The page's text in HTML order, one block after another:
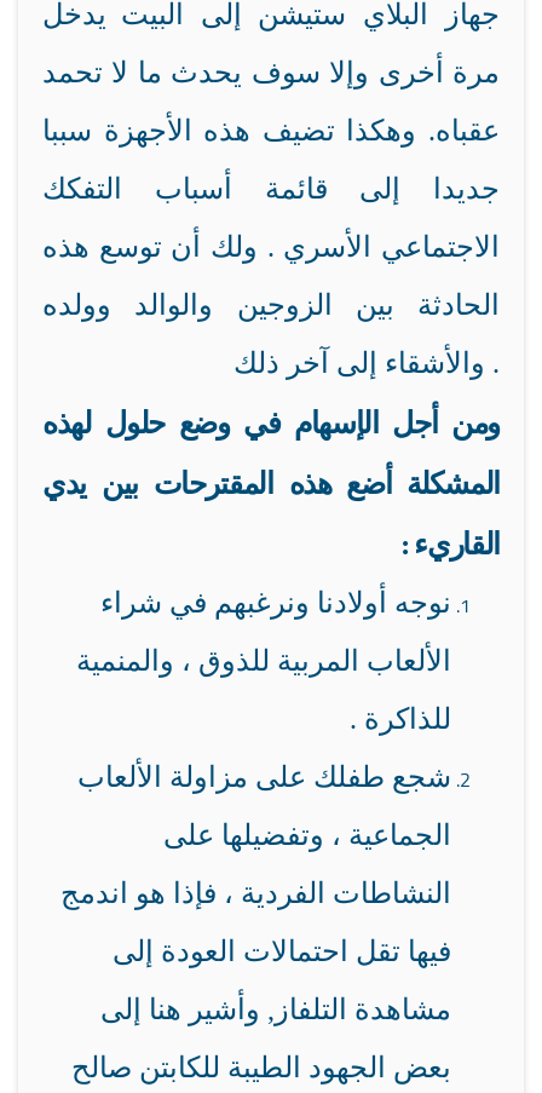
يدخل جهاز البلاي ستيشن إلى البيت
مرة أخرى وإلا سوف يحدث ما لا تحمد
عقباه. وهكذا تضيف هذه الأجهزة سببا
جديدا إلى قائمة أسباب التفكك
الاجتماعي الأسري . ولك أن توسع هذه
الحادثة بين الزوجين والوالد وولده
والأشقاء إلى آخر ذلك .
ومن أجل الإسهام في وضع حلول لهذه
المشكلة أضع هذه المقترحات بين يدي
القاريء :
نوجه أولادنا ونرغبهم في شراء
الألعاب المربية للذوق ، والمنمية
للذاكرة .
شجع طفلك على مزاولة الألعاب
الجماعية ، وتفضيلها على
النشاطات الفردية ، فإذا هو اندمج
فيها تقل احتمالات العودة إلى
مشاهدة التلفاز, وأشير هنا إلى
بعض الجهود الطيبة للكابتن صالح